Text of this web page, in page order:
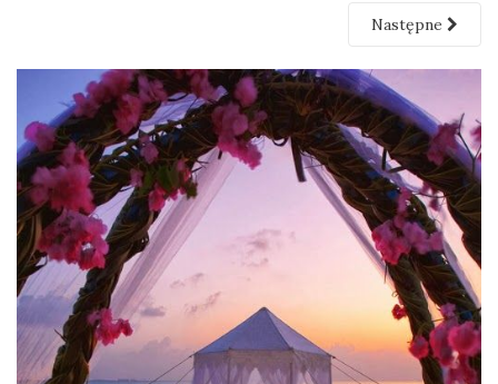
Następne